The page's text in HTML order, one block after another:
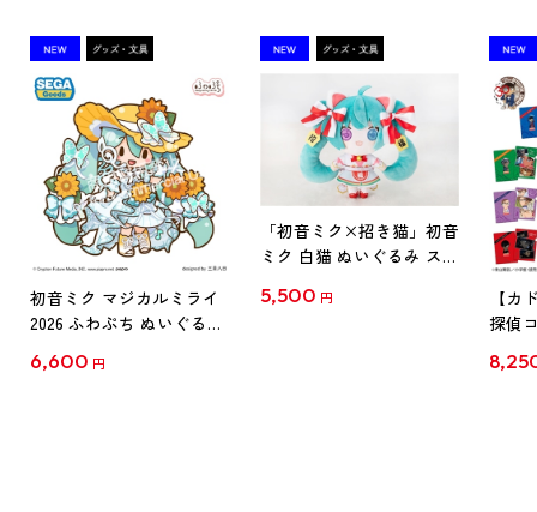
初音ミク マジカルミライ
2026 ふわぷち ぬいぐるみ
6,600 円
「初音ミク×招き猫」初音
ミク 白猫 ぬいぐるみ スタ
5,500 円
【カ
探偵
クリ